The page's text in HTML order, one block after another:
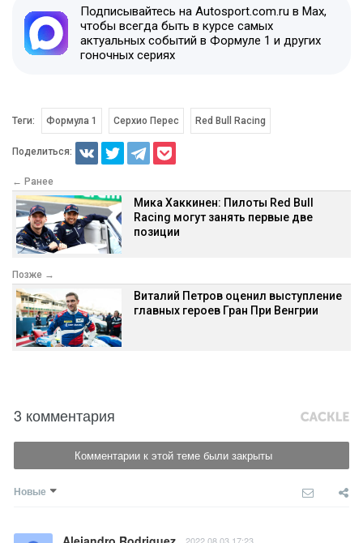
Подписывайтесь на Autosport.com.ru в Max,
чтобы всегда быть в курсе самых
актуальных событий в Формуле 1 и других
гоночных сериях
Теги: Формула 1 Серхио Перес Red Bull Racing
Поделиться:
← Ранее
Мика Хаккинен: Пилоты Red Bull
Racing могут занять первые две
позиции
Позже →
Виталий Петров оценил выступление
главных героев Гран При Венгрии
3 комментария
Комментарии к этой теме были закрыты
Новые